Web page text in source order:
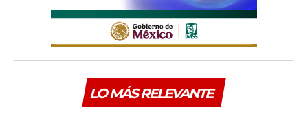
LO MÁS RELEVANTE